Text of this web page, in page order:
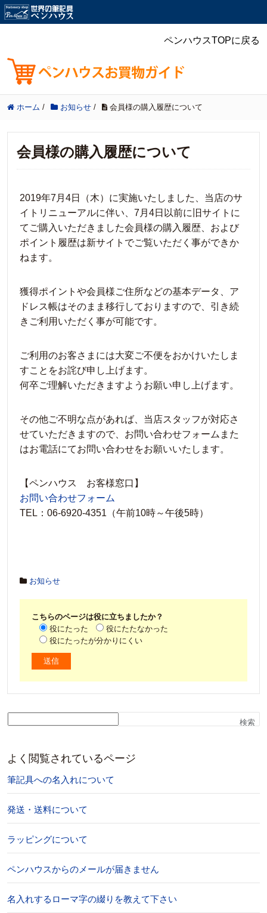
ペンハウスTOPに戻る
ホーム / お知らせ / 会員様の購入履歴について
会員様の購入履歴について
2019年7月4日（木）に実施いたしました、当店のサ
イトリニューアルに伴い、7月4日以前に旧サイトに
てご購入いただきました会員様の購入履歴、および
ポイント履歴は新サイトでご覧いただく事ができか
ねます。
獲得ポイントや会員様ご住所などの基本データ、ア
ドレス帳はそのまま移行しておりますので、引き続
きご利用いただく事が可能です。
ご利用のお客さまには大変ご不便をおかけいたしま
すことをお詫び申し上げます。
何卒ご理解いただきますようお願い申し上げます。
その他ご不明な点があれば、当店スタッフが対応さ
せていただきますので、お問い合わせフォームまた
はお電話にてお問い合わせをお願いいたします。
【ペンハウス お客様窓口】
お問い合わせフォーム
TEL：06-6920-4351（午前10時～午後5時）
お知らせ
こちらのページは役に立ちましたか？
役にたった
役にたたなかった
役にたったが分かりにくい
検索
よく閲覧されているページ
筆記具への名入れについて
発送・送料について
ラッピングについて
ペンハウスからのメールが届きません
名入れするローマ字の綴りを教えて下さい